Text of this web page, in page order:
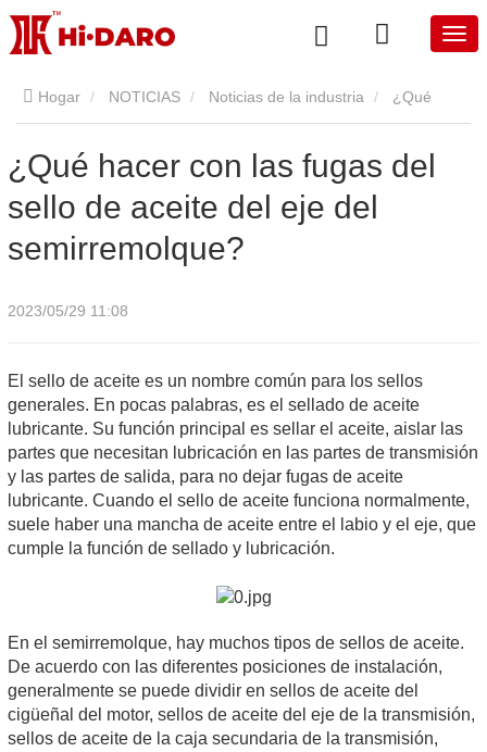
Hogar NOTICIAS Noticias de la industria
hacer con las fugas del sello de aceite del eje del
semirremolque?
¿Qué hacer con las fugas del
sello de aceite del eje del
semirremolque?
2023/05/29 11:08
El sello de aceite es un nombre común para los sellos
generales. En pocas palabras, es el sellado de aceite
lubricante. Su función principal es sellar el aceite, aislar las
partes que necesitan lubricación en las partes de transmisión
y las partes de salida, para no dejar fugas de aceite
lubricante. Cuando el sello de aceite funciona normalmente,
suele haber una mancha de aceite entre el labio y el eje, que
cumple la función de sellado y lubricación.
En el semirremolque, hay muchos tipos de sellos de aceite.
De acuerdo con las diferentes posiciones de instalación,
generalmente se puede dividir en sellos de aceite del
cigüeñal del motor, sellos de aceite del eje de la transmisión,
sellos de aceite de la caja secundaria de la transmisión,